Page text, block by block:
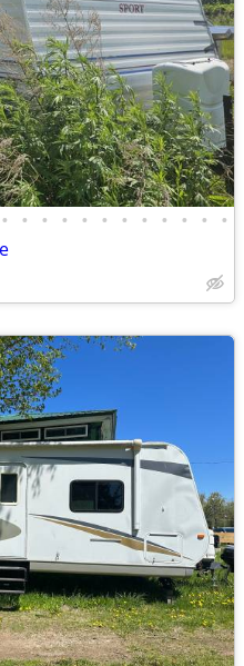
• • • • • • • • • • • •